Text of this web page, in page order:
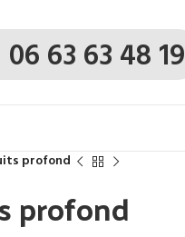
06 63 63 48 19
profond
profond